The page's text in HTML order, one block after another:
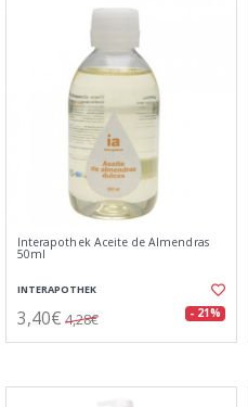
Interapothek Aceite de Almendras
50ml
INTERAPOTHEK
3,40€ 4,28€ - 21%